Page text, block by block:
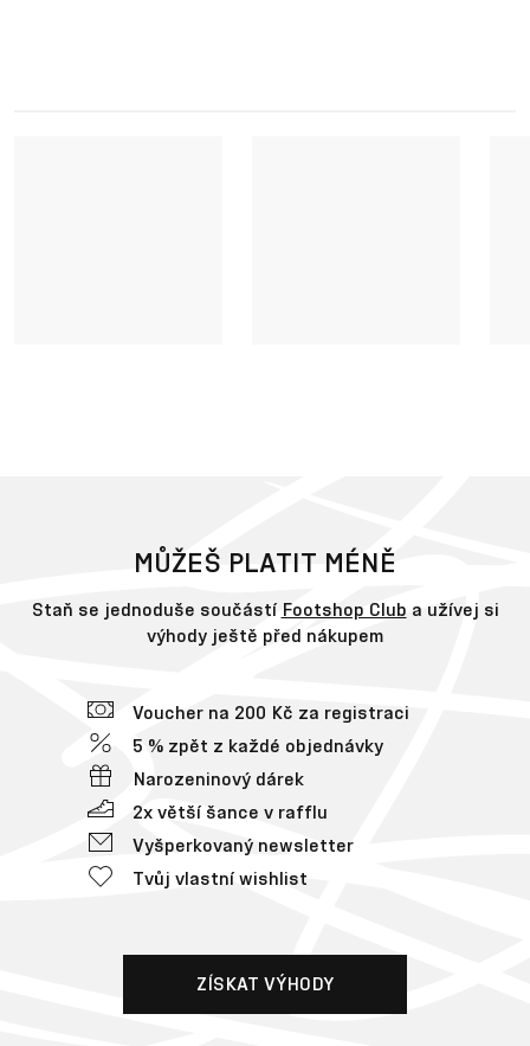
MŮŽEŠ PLATIT MÉNĚ
Staň se jednoduše součástí Footshop Club a užívej si
výhody ještě před nákupem
Voucher na 200 Kč za registraci
5 % zpět z každé objednávky
Narozeninový dárek
2x větší šance v rafflu
Vyšperkovaný newsletter
Tvůj vlastní wishlist
ZÍSKAT VÝHODY